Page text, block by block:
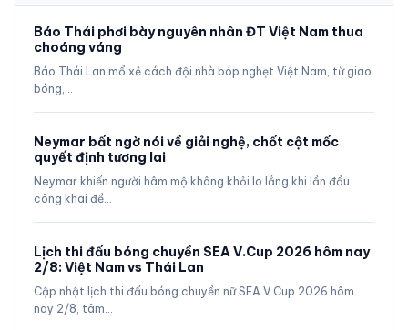
Báo Thái phơi bày nguyên nhân ĐT Việt Nam thua
choáng váng
Báo Thái Lan mổ xẻ cách đội nhà bóp nghẹt Việt Nam, từ giao
bóng,…
Neymar bất ngờ nói về giải nghệ, chốt cột mốc
quyết định tương lai
Neymar khiến người hâm mộ không khỏi lo lắng khi lần đầu
công khai đề…
Lịch thi đấu bóng chuyền SEA V.Cup 2026 hôm nay
2/8: Việt Nam vs Thái Lan
Cập nhật lịch thi đấu bóng chuyền nữ SEA V.Cup 2026 hôm
nay 2/8, tâm…